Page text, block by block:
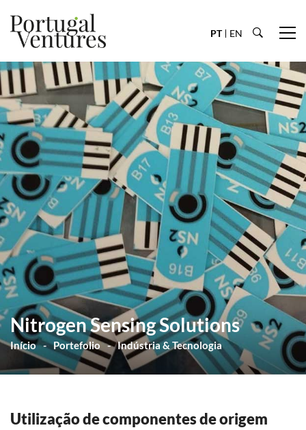
PT EN
Nitrogen Sensing Solutions
Início Portefolio Indústria & Tecnologia
Utilização de componentes de origem